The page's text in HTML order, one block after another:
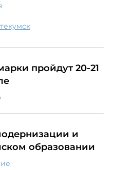
пройдут 20-21
и
образовании